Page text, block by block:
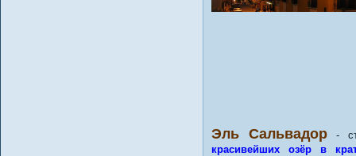
Эль Сальвадор -
красивейших озёр в